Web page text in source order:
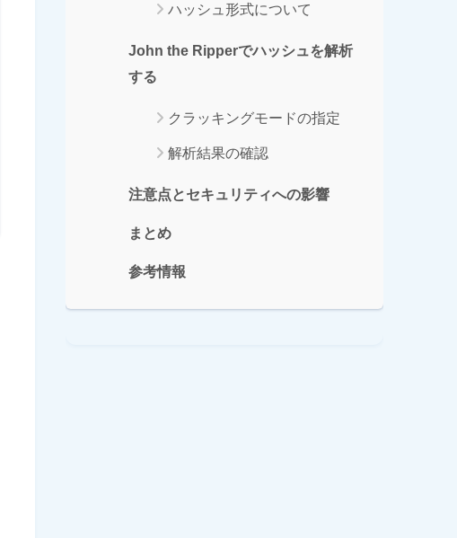
ハッシュ形式について
John the Ripperでハッシュを解析
する
クラッキングモードの指定
解析結果の確認
注意点とセキュリティへの影響
まとめ
参考情報